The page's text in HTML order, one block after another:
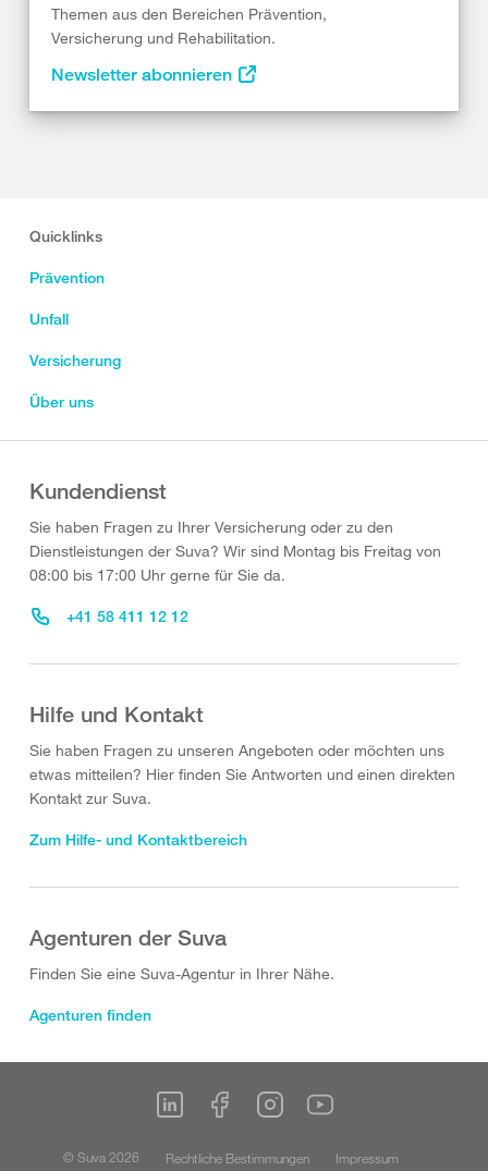
Themen aus den Bereichen Prävention,
Versicherung und Rehabilitation.
Newsletter abonnieren
Quicklinks
Prävention
Unfall
Versicherung
Über uns
Kundendienst
Sie haben Fragen zu Ihrer Versicherung oder zu den
Dienstleistungen der Suva? Wir sind Montag bis Freitag von
08:00 bis 17:00 Uhr gerne für Sie da.
+41 58 411 12 12
Hilfe und Kontakt
Sie haben Fragen zu unseren Angeboten oder möchten uns
etwas mitteilen? Hier finden Sie Antworten und einen direkten
Kontakt zur Suva.
Zum Hilfe- und Kontaktbereich
Agenturen der Suva
Finden Sie eine Suva-Agentur in Ihrer Nähe.
Agenturen finden
© Suva 2026 Rechtliche Bestimmungen Impressum